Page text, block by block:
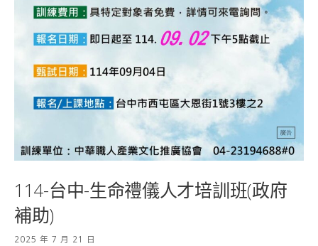
114-台中-生命禮儀人才培訓班(政府
補助)
2025 年 7 月 21 日